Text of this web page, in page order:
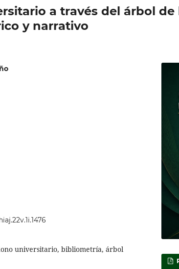
a través del árbol de
y narrativo
universitario, bibliometría, árbol